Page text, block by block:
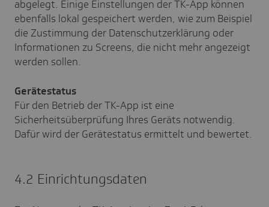
abgelegt. Einige Einstellungen der TK-App können
ebenfalls lokal gespeichert werden, wie zum Beispiel
die Zustimmung der Datenschutzerklärung oder
Informationen zu Screens, die nicht mehr angezeigt
werden sollen.
Gerätestatus
Für den Betrieb der TK-App ist eine
Sicherheitsüberprüfung Ihres Geräts notwendig.
Dafür wird der Gerätestatus ermittelt und bewertet.
4.2 Einrichtungsdaten